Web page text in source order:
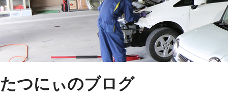
たつにぃのブログ